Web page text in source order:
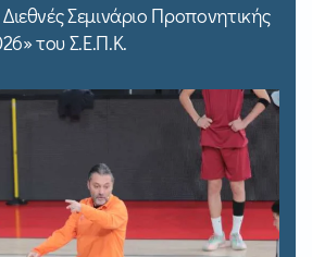
Σεμινάριο Προπονητικής
του Σ.Ε.Π.Κ.